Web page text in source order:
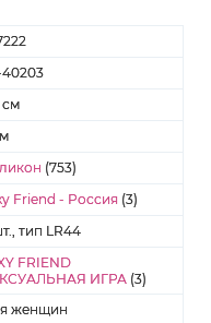
40203
см
(753)
Friend - Россия (3)
тип LR44
FRIEND
ИГРА (3)
женщин